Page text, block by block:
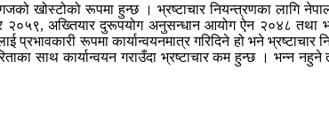
खोस्टोको रूपमा हुन्छ । भ्रष्टाचार नियन्त्रणका लागि
अख्तियार दुरूपयोग अनुसन्धान आयोग ऐन २०४८ तथा
रूपमा कार्यान्वयनमात्र गरिदिने हो भने
साथ कार्यान्वयन गराउँदा भ्रष्टाचार कम हुन्छ । भन्न